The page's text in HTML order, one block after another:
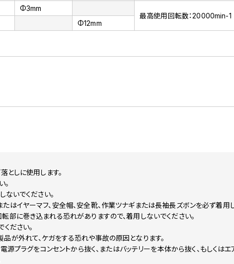
Φ3mm
最高使用回転数：20000min-1
Φ12mm
としに使用します。
ないでください。
イヤーマフ、安全帽、安全靴、作業ツナギまたは長袖長ズボンを必ず着用し
部に巻き込まれる恐れがありますので、着用しないでください。
ださい。
が外れて、ケガをする恐れや事故の原因となります。
源プラグをコンセントから抜く、またはバッテリーを本体から抜く、もしくは